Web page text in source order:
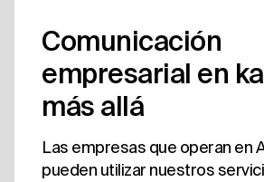
Comunicación
empresarial en
más allá
Las empresas que operan en
pueden utilizar nuestros